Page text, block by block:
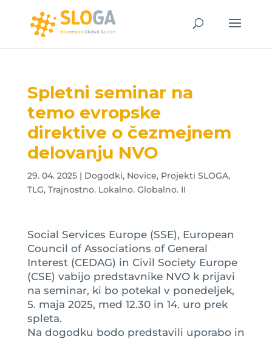
Spletni seminar na
temo evropske
direktive o čezmejnem
delovanju NVO
29. 04. 2025| Dogodki, Novice, Projekti SLOGA,
TLG, Trajnostno. Lokalno. Globalno. II
Social Services Europe (SSE), European
Council of Associations of General
Interest (CEDAG) in Civil Society Europe
(CSE) vabijo predstavnike NVO k prijavi
na seminar, ki bo potekal v ponedeljek,
5. maja 2025, med 12.30 in 14. uro prek
spleta.
Na dogodku bodo predstavili uporabo in